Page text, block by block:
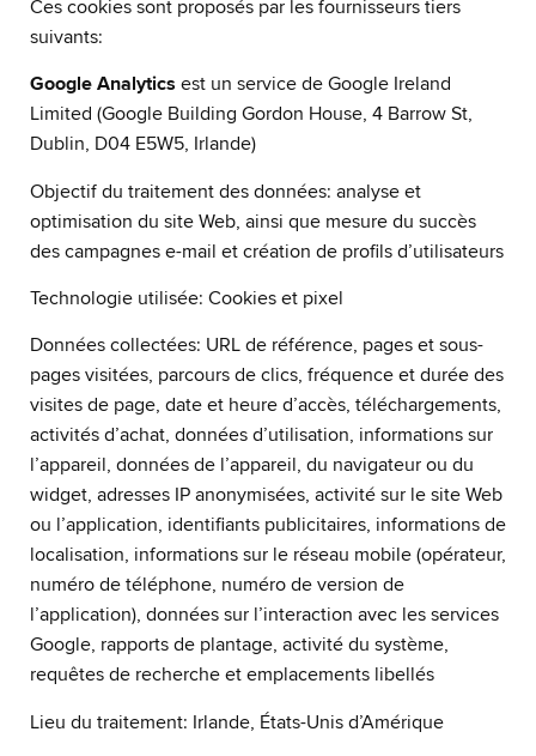
Ces cookies sont proposés par les fournisseurs tiers
suivants:
Google Analytics est un service de Google Ireland
Limited (Google Building Gordon House, 4 Barrow St,
Dublin, D04 E5W5, Irlande)
Objectif du traitement des données: analyse et
optimisation du site Web, ainsi que mesure du succès
des campagnes e-mail et création de profils d’utilisateurs
Technologie utilisée: Cookies et pixel
Données collectées: URL de référence, pages et sous-
pages visitées, parcours de clics, fréquence et durée des
visites de page, date et heure d’accès, téléchargements,
activités d’achat, données d’utilisation, informations sur
l’appareil, données de l’appareil, du navigateur ou du
widget, adresses IP anonymisées, activité sur le site Web
ou l’application, identifiants publicitaires, informations de
localisation, informations sur le réseau mobile (opérateur,
numéro de téléphone, numéro de version de
l’application), données sur l’interaction avec les services
Google, rapports de plantage, activité du système,
requêtes de recherche et emplacements libellés
Lieu du traitement: Irlande, États-Unis d’Amérique